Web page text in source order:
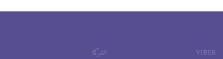
VIBER الشركة